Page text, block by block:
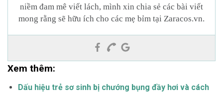
niềm đam mê viết lách, mình xin chia sẻ các bài viết
mong rằng sẽ hữu ích cho các mẹ bỉm tại Zaracos.vn.
Xem thêm:
Dấu hiệu trẻ sơ sinh bị chướng bụng đầy hơi và cách